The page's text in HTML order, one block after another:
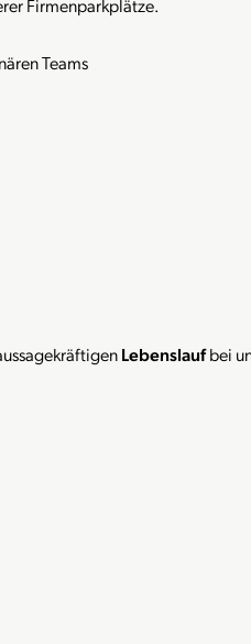
Firmenparkplätze.
Teams
Lebenslaufbei